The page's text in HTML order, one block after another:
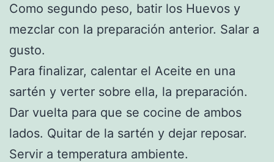
Como segundo peso, batir los Huevos y
mezclar con la preparación anterior. Salar a
gusto.
Para finalizar, calentar el Aceite en una
sartén y verter sobre ella, la preparación.
Dar vuelta para que se cocine de ambos
lados. Quitar de la sartén y dejar reposar.
Servir a temperatura ambiente.